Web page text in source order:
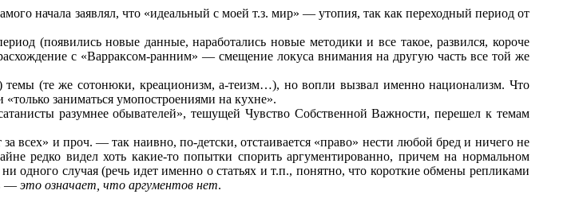
начала заявлял, что «идеальный с моей т.з. мир» — утопия, так как переходный период от
(появились новые данные, наработались новые методики и все такое, развился, короче
с «Варраксом-ранним» — смещение локуса внимания на другую часть все той же
темы (те же сотонюки, креационизм, а-теизм…), но вопли вызвал именно национализм. Что
заниматься умопостроениями на кухне».
разумнее обывателей», тешущей Чувство Собственной Важности, перешел к темам
всех» и проч. — так наивно, по-детски, отстаивается «право» нести любой бред и ничего не
редко видел хоть какие-то попытки спорить аргументированно, причем на нормальном
случая (речь идет именно о статьях и т.п., понятно, что короткие обмены репликами
—это означает, что аргументов нет.